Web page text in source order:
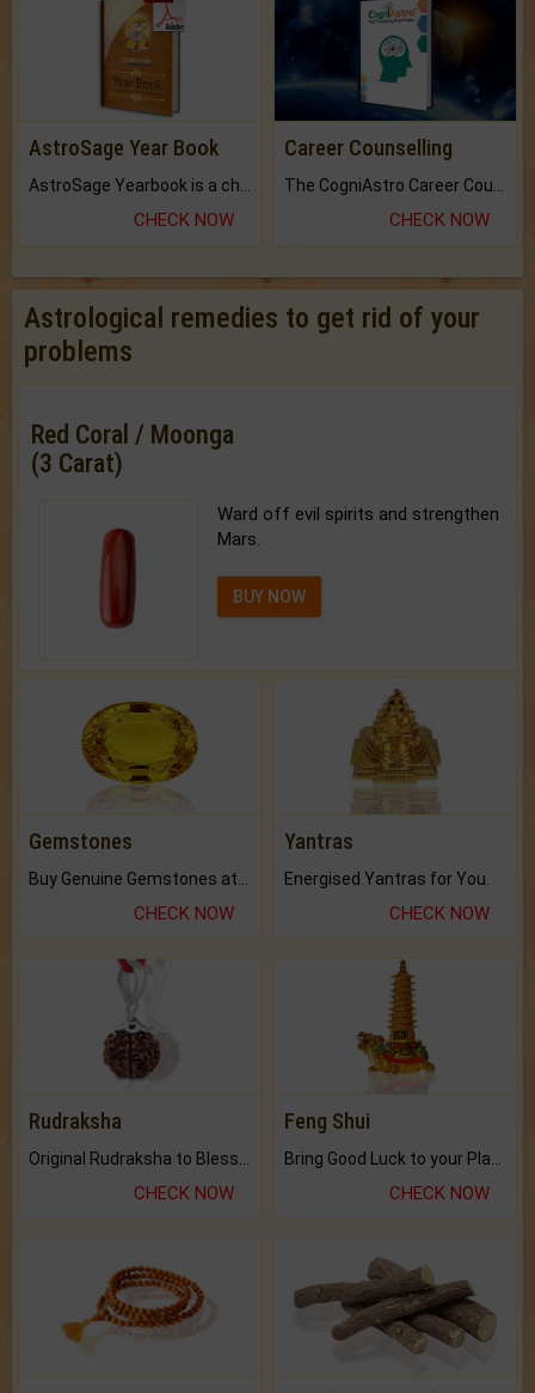
AstroSage Year Book
AstroSage Yearbook is a channel to fulfill your dreams and destiny.
CHECK NOW
Career Counselling
The CogniAstro Career Counselling Report is the most comprehensive report available on this topic.
CHECK NOW
Astrological remedies to get rid of your
problems
Red Coral / Moonga
(3 Carat)
Ward off evil spirits and strengthen
Mars.
BUY NOW
Gemstones
CHECK NOW
Yantras
Energised Yantras for You.
CHECK NOW
Rudraksha
CHECK NOW
Feng Shui
CHECK NOW